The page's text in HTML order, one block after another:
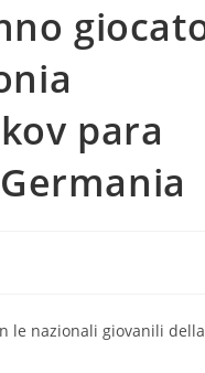
para
le nazionali giovanili della